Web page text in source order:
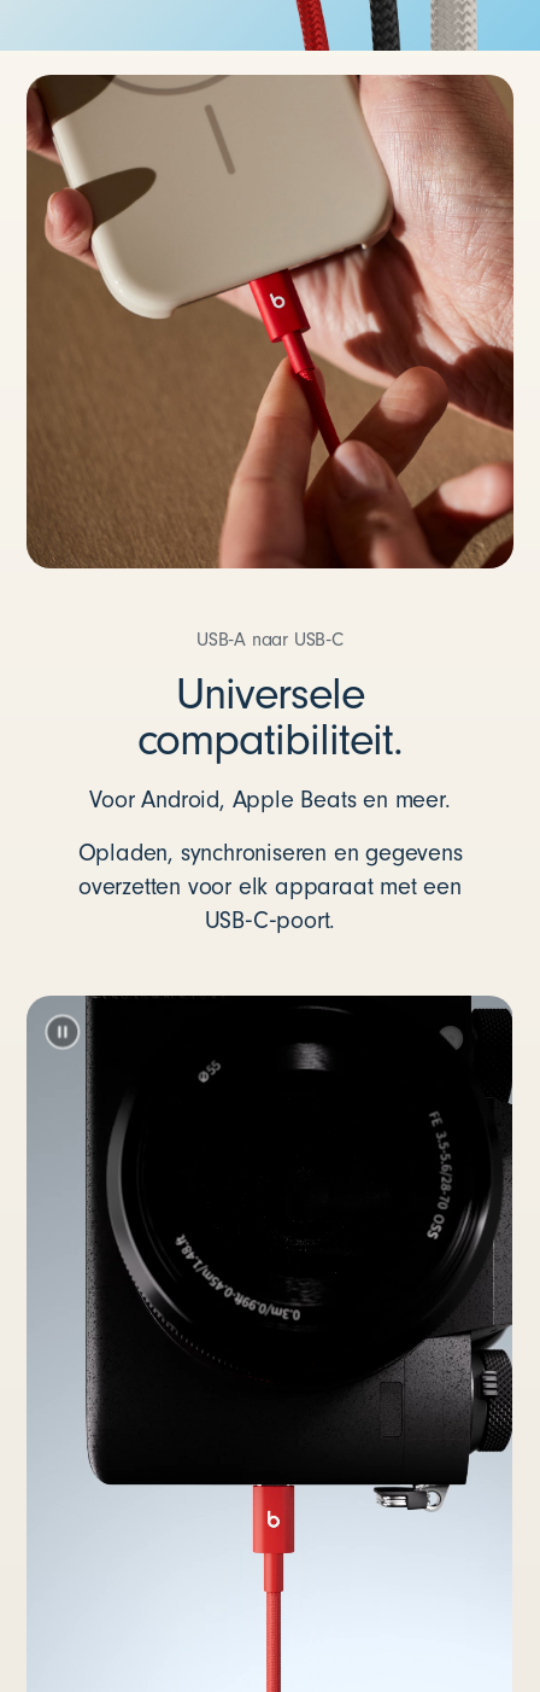
USB‑A naar USB‑C
Universele
compatibiliteit.
Voor Android, Apple Beats en meer.
Opladen, synchroniseren en gegevens
overzetten voor elk apparaat met een
USB‑C‑poort.